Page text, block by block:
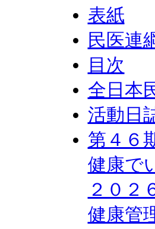
表紙
民医連
目次
全日本
活動日
第４６
健康で
２０２
健康管